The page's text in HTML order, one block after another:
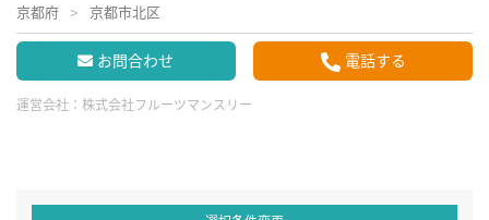
京都府 京都市北区
お問合わせ 電話する
運営会社： 株式会社フルーツマンスリー